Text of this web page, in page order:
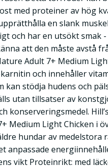
med proteiner av hög
en slank
och har en utsökt smak
att den måste avstå
Adult 7+ Medium
och innehåller
kan stödja hudens och
utan tillsatser av
konserveringsmedel.
Medium Light Chicken i
hundar av medelstora
anpassade
vikt Proteinrikt: med